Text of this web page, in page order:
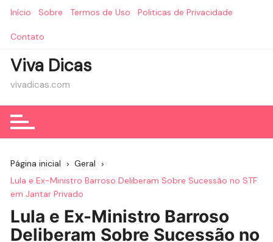
Início Sobre Termos de Uso Politicas de Privacidade
Contato
Viva Dicas
vivadicas.com
Página inicial
Geral
Lula e Ex-Ministro Barroso Deliberam Sobre Sucessão no STF
em Jantar Privado
Lula e Ex-Ministro Barroso
Deliberam Sobre Sucessão no